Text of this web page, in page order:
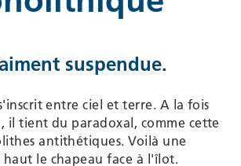
suspendue.
entre ciel et terre. A la fois
il tient du paradoxal, comme cette
antithétiques. Voilà une
le chapeau face à l'îlot.